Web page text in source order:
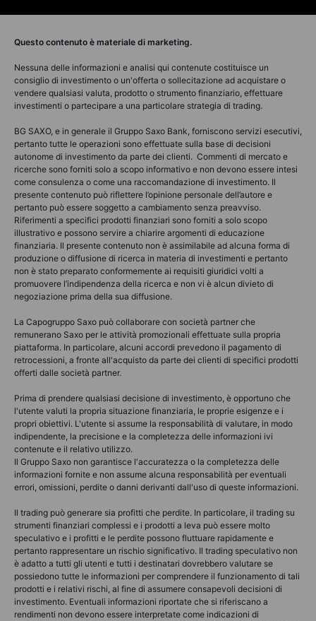
Questo contenuto è materiale di marketing.
Nessuna delle informazioni e analisi qui contenute costituisce un
consiglio di investimento o un'offerta o sollecitazione ad acquistare o
vendere qualsiasi valuta, prodotto o strumento finanziario, effettuare
investimenti o partecipare a una particolare strategia di trading.
BG SAXO, e in generale il Gruppo Saxo Bank, forniscono servizi esecutivi,
pertanto tutte le operazioni sono effettuate sulla base di decisioni
autonome di investimento da parte dei clienti. Commenti di mercato e
ricerche sono forniti solo a scopo informativo e non devono essere intesi
come consulenza o come una raccomandazione di investimento. Il
presente contenuto può riflettere l’opinione personale dell’autore e
pertanto può essere soggetto a cambiamento senza preavviso.
Riferimenti a specifici prodotti finanziari sono forniti a solo scopo
illustrativo e possono servire a chiarire argomenti di educazione
finanziaria. Il presente contenuto non è assimilabile ad alcuna forma di
produzione o diffusione di ricerca in materia di investimenti e pertanto
non è stato preparato conformemente ai requisiti giuridici volti a
promuovere l’indipendenza della ricerca e non vi è alcun divieto di
negoziazione prima della sua diffusione.
La Capogruppo Saxo può collaborare con società partner che
remunerano Saxo per le attività promozionali effettuate sulla propria
piattaforma. In particolare, alcuni accordi prevedono il pagamento di
retrocessioni, a fronte all'acquisto da parte dei clienti di specifici prodotti
offerti dalle società partner.
Prima di prendere qualsiasi decisione di investimento, è opportuno che
l'utente valuti la propria situazione finanziaria, le proprie esigenze e i
propri obiettivi. L'utente si assume la responsabilità di valutare, in modo
indipendente, la precisione e la completezza delle informazioni ivi
contenute e il relativo utilizzo.
Il Gruppo Saxo non garantisce l'accuratezza o la completezza delle
informazioni fornite e non assume alcuna responsabilità per eventuali
errori, omissioni, perdite o danni derivanti dall'uso di queste informazioni.
Il trading può generare sia profitti che perdite. In particolare, il trading su
strumenti finanziari complessi e i prodotti a leva può essere molto
speculativo e i profitti e le perdite possono fluttuare rapidamente e
pertanto rappresentare un rischio significativo. Il trading speculativo non
è adatto a tutti gli utenti e tutti i destinatari dovrebbero valutare se
possiedono tutte le informazioni per comprendere il funzionamento di tali
prodotti e i relativi rischi, al fine di assumere consapevoli decisioni di
investimento. Eventuali informazioni riportate che si riferiscano a
rendimenti non devono essere interpretate come indicazioni di